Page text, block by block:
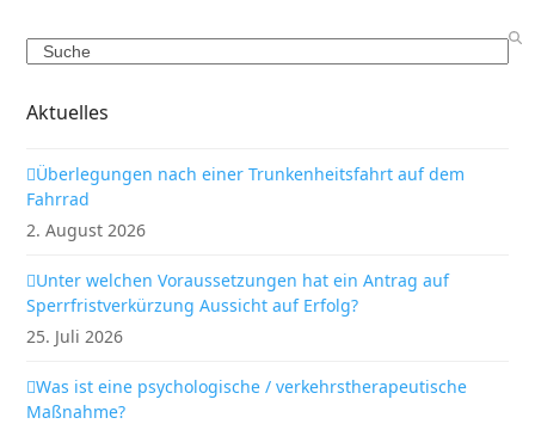
Search
Aktuelles
Überlegungen nach einer Trunkenheitsfahrt auf dem
Fahrrad
2. August 2026
Unter welchen Voraussetzungen hat ein Antrag auf
Sperrfristverkürzung Aussicht auf Erfolg?
25. Juli 2026
Was ist eine psychologische / verkehrstherapeutische
Maßnahme?